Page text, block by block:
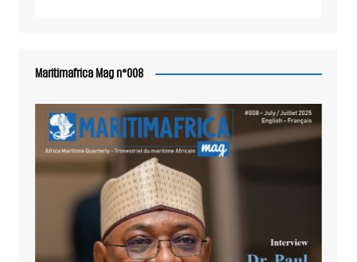
Maritimafrica Mag n°008